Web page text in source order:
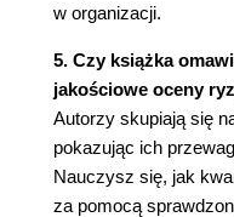
w organizacji.
5. Czy książka
jakościowe oceny
Autorzy skupiają się
pokazując ich
Nauczysz się, jak
za pomocą